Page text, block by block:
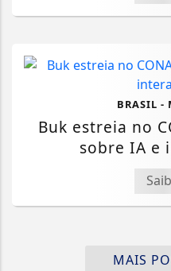
BRASIL -
Buk estreia no
sobre IA e
MAIS